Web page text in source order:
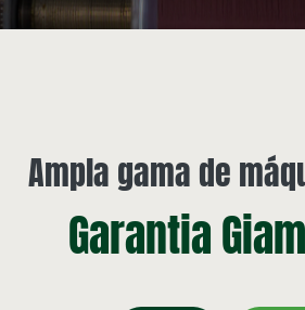
Ampla gama de
Garantia